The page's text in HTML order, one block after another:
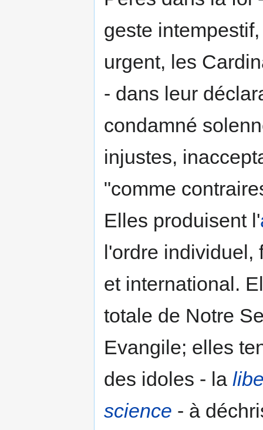
geste
urgent, les
- dans leur
condamné
injustes,
"comme
Elles produisent l'
l'ordre individuel,
et international.
totale de Notre
Evangile; elles
des idoles - la
science - à